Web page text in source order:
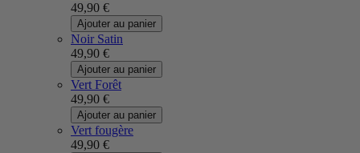
49,90 €
Ajouter au panier
Noir Satin
49,90 €
Ajouter au panier
Vert Forêt
49,90 €
Ajouter au panier
Vert fougère
49,90 €